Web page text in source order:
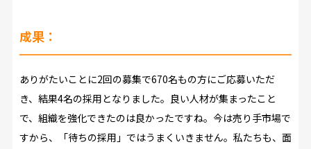
成果：
ありがたいことに2回の募集で670名もの方にご応募いただ
き、結果4名の採用となりました。良い人材が集まったこと
で、組織を強化できたのは良かったですね。今は売り手市場で
すから、「待ちの採用」ではうまくいきません。私たちも、面